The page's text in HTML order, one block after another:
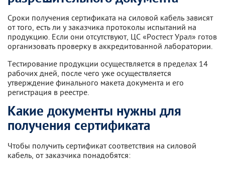
Сроки получения сертификата на силовой кабель зависят
от того, есть ли у заказчика протоколы испытаний на
продукцию. Если они отсутствуют, ЦС «Ростест Урал» готов
организовать проверку в аккредитованной лаборатории.
Тестирование продукции осуществляется в пределах 14
рабочих дней, после чего уже осуществляется
утверждение финального макета документа и его
регистрация в реестре.
Какие документы нужны для
получения сертификата
Чтобы получить сертификат соответствия на силовой
кабель, от заказчика понадобятся: